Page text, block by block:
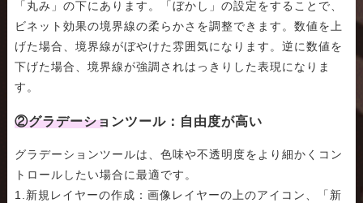
「丸み」の下にあります。「ぼかし」の設定をすることで、
ビネット効果の境界線の柔らかさを調整できます。数値を上
げた場合、境界線がぼやけた雰囲気になります。逆に数値を
下げた場合、境界線が強調されはっきりした表現になりま
す。
②グラデーションツール：自由度が高い
グラデーションツールは、色味や不透明度をより細かくコン
トロールしたい場合に最適です。
1.新規レイヤーの作成：画像レイヤーの上のアイコン、「新